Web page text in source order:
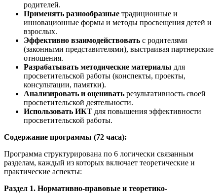
родителей.
Применять разнообразные традиционные и
инновационные формы и методы просвещения детей и
взрослых.
Эффективно взаимодействовать с родителями
(законными представителями), выстраивая партнерские
отношения.
Разрабатывать методические материалы для
просветительской работы (конспекты, проекты,
консультации, памятки).
Анализировать и оценивать результативность своей
просветительской деятельности.
Использовать ИКТ для повышения эффективности
просветительской работы.
Содержание программы (72 часа):
Программа структурирована по 6 логически связанным
разделам, каждый из которых включает теоретические и
практические аспекты:
Раздел 1. Нормативно-правовые и теоретико-